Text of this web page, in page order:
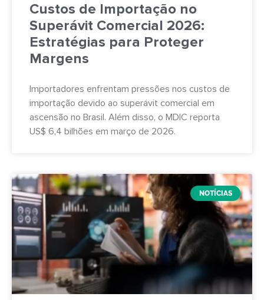
Custos de Importação no
Superávit Comercial 2026:
Estratégias para Proteger
Margens
Importadores enfrentam pressões nos custos de
importação devido ao superávit comercial em
ascensão no Brasil. Além disso, o MDIC reporta
US$ 6,4 bilhões em março de 2026.
NOTÍCIAS